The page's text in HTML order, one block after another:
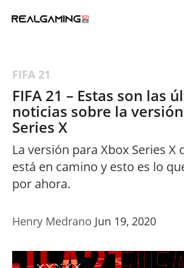
FIFA 21
FIFA 21 – Estas son las
noticias sobre la
Series X
La versión para Xbox Series X
está en camino y esto es lo
por ahora.
Henry Medrano Jun 19, 2020